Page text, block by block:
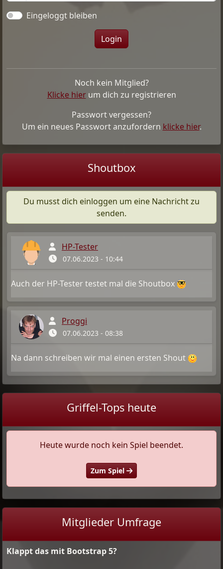
Eingeloggt bleiben
Noch kein Mitglied?
Klicke hierum dich zu registrieren
Passwort vergessen?
Um ein neues Passwort anzufordern klicke hier.
Shoutbox
Du musst dich einloggen um eine Nachricht zu
senden.
HP-Tester
07.06.2023 - 10:44
Auch der HP-Tester testet mal die Shoutbox
Proggi
07.06.2023 - 08:38
Na dann schreiben wir mal einen ersten Shout
Griffel-Tops heute
Heute wurde noch kein Spiel beendet.
Zum Spiel
Mitglieder Umfrage
Klappt das mit Bootstrap 5?